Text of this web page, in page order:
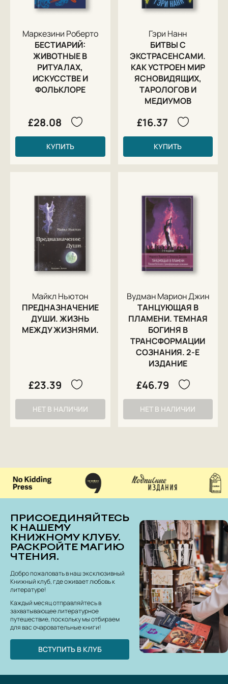
Маркезини Роберто
БЕСТИАРИЙ:
ЖИВОТНЫЕ В
РИТУАЛАХ,
ИСКУССТВЕ И
ФОЛЬКЛОРЕ
£28.08
КУПИТЬ
Гэри Нанн
БИТВЫ С
ЭКСТРАСЕНСАМИ.
КАК УСТРОЕН МИР
ЯСНОВИДЯЩИХ,
ТАРОЛОГОВ И
МЕДИУМОВ
£16.37
КУПИТЬ
Майкл Ньютон
ПРЕДНАЗНАЧЕНИЕ
ДУШИ. ЖИЗНЬ
МЕЖДУ ЖИЗНЯМИ.
£23.39
НЕТ В НАЛИЧИИ
Вудман Марион Джин
ТАНЦУЮЩАЯ В
ПЛАМЕНИ. ТЕМНАЯ
БОГИНЯ В
ТРАНСФОРМАЦИИ
СОЗНАНИЯ. 2-Е
ИЗДАНИЕ
£46.79
НЕТ В НАЛИЧИИ
ПРИСОЕДИНЯЙТЕСЬ
К НАШЕМУ
КНИЖНОМУ КЛУБУ.
РАСКРОЙТЕ МАГИЮ
ЧТЕНИЯ.
Добро пожаловать в наш эксклюзивный
Книжный клуб, где оживает любовь к
литературе!
Каждый месяц отправляйтесь в
захватывающее литературное
путешествие, поскольку мы отбираем
для вас очаровательные книги!
ВСТУПИТЬ В КЛУБ